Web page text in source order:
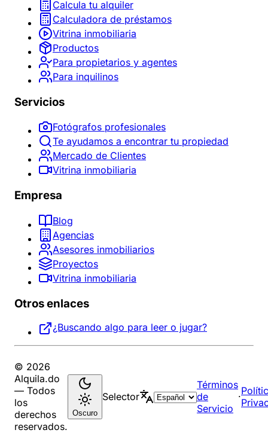
Calcula tu alquiler
Calculadora de préstamos
Vitrina inmobiliaria
Productos
Para propietarios y agentes
Para inquilinos
Servicios
Fotógrafos profesionales
Te ayudamos a encontrar tu propiedad
Mercado de Clientes
Vitrina inmobiliaria
Empresa
Blog
Agencias
Asesores inmobiliarios
Proyectos
Vitrina inmobiliaria
Otros enlaces
¿Buscando algo para leer o jugar?
© 2026
Alquila.do
— Todos
los
derechos
reservados.
Oscuro
Selector
Términos
de
Servicio
·